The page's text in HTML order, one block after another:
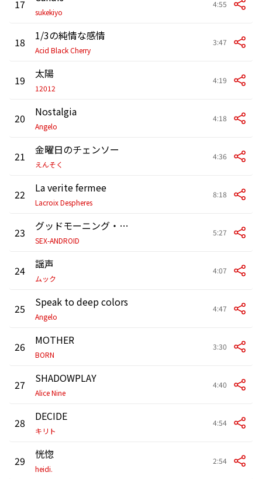
17
sukekiyo
4:55
18 1/3の純情な感情
Acid Black Cherry
3:47
19 太陽
12012
4:19
20 Nostalgia
Angelo
4:18
21 金曜日のチェンソー
えんそく
4:36
22 La verite fermee
Lacroix Despheres
8:18
23 グッドモーニング・サブカルチャー
SEX-ANDROID
5:27
24 謡声
ムック
4:07
25 Speak to deep colors
Angelo
4:47
26 MOTHER
BORN
3:30
27 SHADOWPLAY
Alice Nine
4:40
28 DECIDE
キリト
4:54
29 恍惚
heidi.
2:54